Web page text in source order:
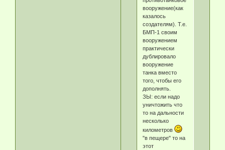
вооружение(как
казалось
создателям). Т.е.
БМП-1 своим
вооружением
практически
дублировало
вооружение
танка вместо
того, чтобы его
дополнять.
ЗЫ: если надо
уничтожить что
то на дальности
несколько
километров
"в пещере" то на
этот